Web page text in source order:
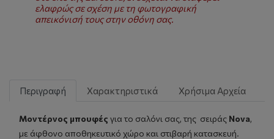
ελαφρώς σε σχέση με τη φωτογραφική
απεικόνισή τους στην οθόνη σας.
Περιγραφή Χαρακτηριστικά Χρήσιμα Αρχεία
Μοντέρνος μπουφές για το σαλόνι σας, της σειράς Nova,
με άφθονο αποθηκευτικό χώρο και στιβαρή κατασκευή.